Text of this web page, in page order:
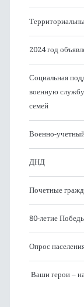
2024 год
Социальная
военную
семей
Военно-
ДНД
Почетные
80-летие
Опрос
Ваши герои –